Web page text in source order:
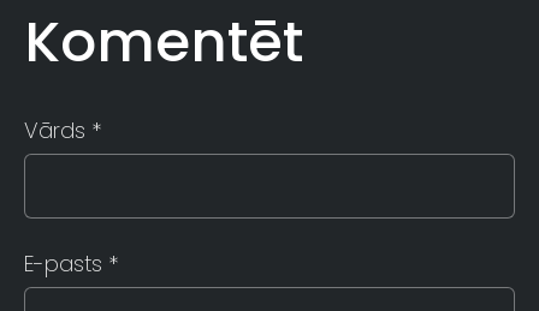
Komentēt
Vārds *
E-pasts *